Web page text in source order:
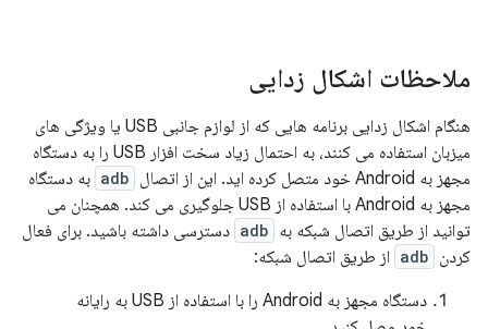
ملاحظات اشکال زدایی
هنگام اشکال زدایی برنامه هایی که از لوازم جانبی USB یا ویژگی های
میزبان استفاده می کنند، به احتمال زیاد سخت افزار USB را به دستگاه
مجهز به Android خود متصل کرده اید. این از اتصال
adb به دستگاه
مجهز به Android با استفاده از USB جلوگیری می کند. همچنان می
توانید از طریق اتصال شبکه به adb دسترسی داشته باشید. برای فعال
کردن adb از طریق اتصال شبکه:
دستگاه مجهز به Android را با استفاده از USB به رایانه